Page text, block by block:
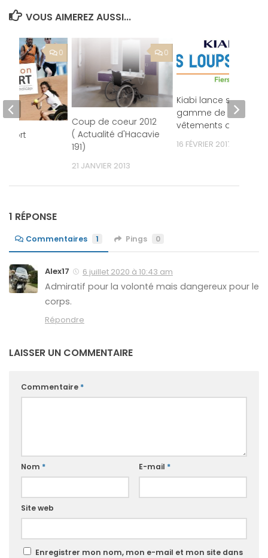
VOUS AIMEREZ AUSSI...
0
Coup de coeur 2012
( Actualité d'Hacavie
191)
21 JANVIER 2013
Kiabi lance sa
gamme de
vêtements adaptés
16 FÉVRIER 2017
0
sport
1 RÉPONSE
Commentaires 1 Pings 0
Alex17 6 juillet 2020 à 10:43 am
Admiratif pour la volonté mais dangereux pour le
corps.
Répondre
LAISSER UN COMMENTAIRE
Commentaire *
Nom * E-mail *
Site web
Enregistrer mon nom, mon e-mail et mon site dans